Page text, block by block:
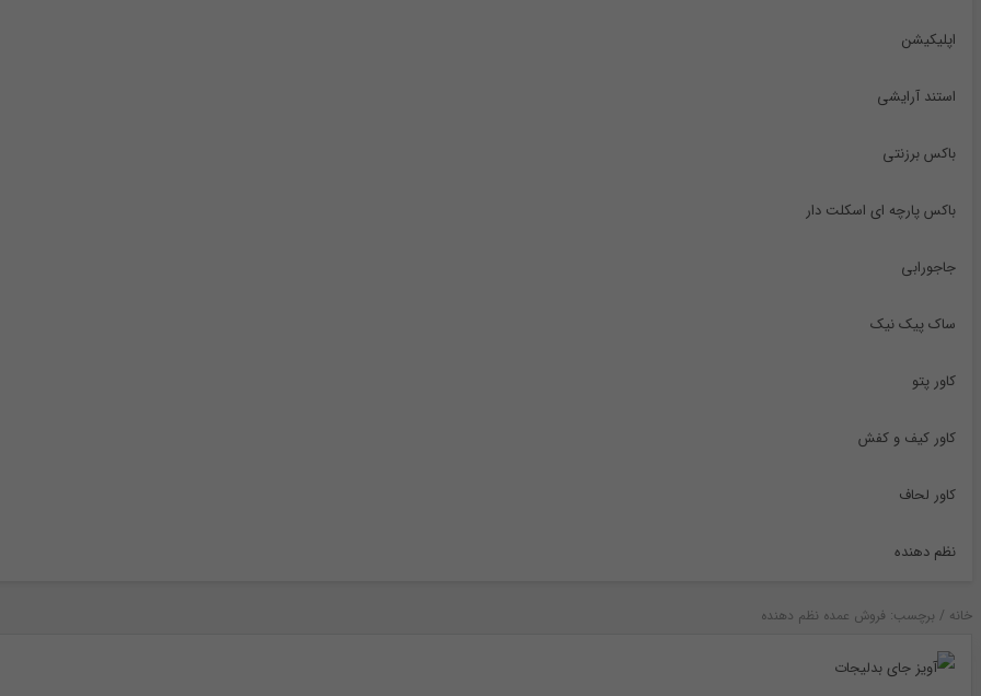
اپلیکیشن
استند آرایشی
باکس برزنتی
باکس پارچه ای اسکلت دار
جاجورابی
ساک پیک نیک
کاور پتو
کاور کیف و کفش
کاور لحاف
نظم دهنده
خانه / برچسب: فروش عمده نظم دهنده